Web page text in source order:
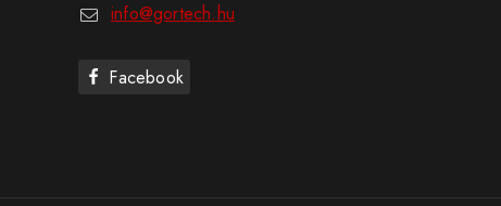
info@gortech.hu
Facebook